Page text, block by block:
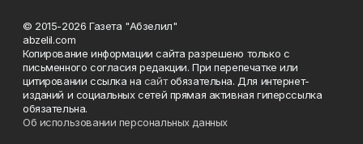
© 2015-2026 Газета "Абзелил"
abzelil.com
Копирование информации сайта разрешено только с
письменного согласия редакции. При перепечатке или
цитировании ссылка на сайтобязательна. Для интернет-
изданий и социальных сетей прямая активная гиперссылка
обязательна.
Об использовании персональных данных